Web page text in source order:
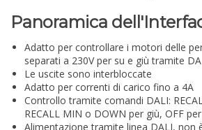
Panoramica
Adatto per controllare i motori delle
separati a 230V per su e giù tramite
Le uscite sono interbloccate
Adatto per correnti di carico fino a 4A
Controllo tramite comandi DALI:
RECALL MIN o DOWN per giù, OFF
Alimentazione tramite linea DALI, non